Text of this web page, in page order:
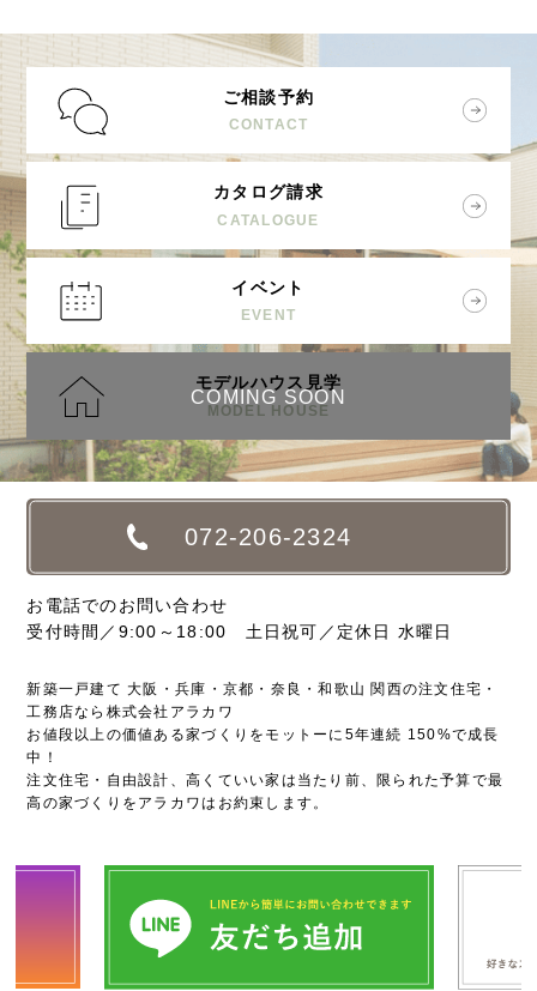
ご相談予約
CONTACT
カタログ請求
CATALOGUE
イベント
EVENT
モデルハウス見学
MODEL HOUSE
COMING SOON
072-206-2324
お電話でのお問い合わせ
受付時間／9:00～18:00 土日祝可／定休日 水曜日
新築一戸建て 大阪・兵庫・京都・奈良・和歌山 関西の注文住宅・
工務店なら株式会社アラカワ
お値段以上の価値ある家づくりをモットーに5年連続 150%で成長
中！
注文住宅・自由設計、高くていい家は当たり前、限られた予算で最
高の家づくりをアラカワはお約束します。